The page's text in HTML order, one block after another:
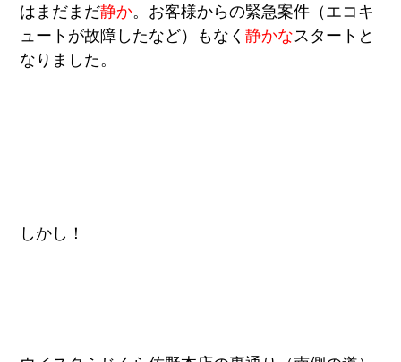
はまだまだ静か。お客様からの緊急案件（エコキ
ュートが故障したなど）もなく静かな スタートと
なりました。
しかし！